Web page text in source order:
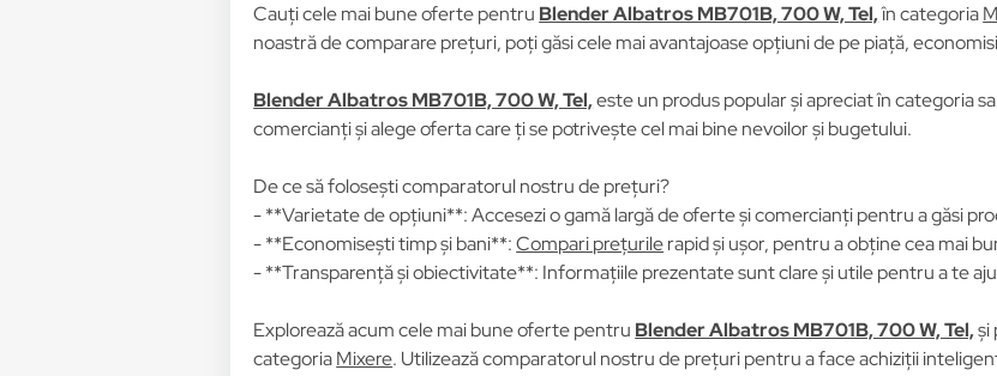
Cauți cele mai bune oferte pentru Blender Albatros MB701B, 700 W, Tel,în categoria
noastră de comparare prețuri, poți găsi cele mai avantajoase opțiuni de pe piață,
Blender Albatros MB701B, 700 W, Tel,este un produs popular și apreciat în categoria
comercianți și alege oferta care ți se potrivește cel mai bine nevoilor și bugetului.
De ce să folosești comparatorul nostru de prețuri?
- **Varietate de opțiuni**: Accesezi o gamă largă de oferte și comercianți pentru a găsi
- **Economisești timp și bani**:Compari prețurilerapid și ușor, pentru a obține cea mai
- **Transparență și obiectivitate**: Informațiile prezentate sunt clare și utile pentru a te
Explorează acum cele mai bune oferte pentru Blender Albatros MB701B, 700 W, Tel,și
categoriaMixere. Utilizează comparatorul nostru de prețuri pentru a face achiziții